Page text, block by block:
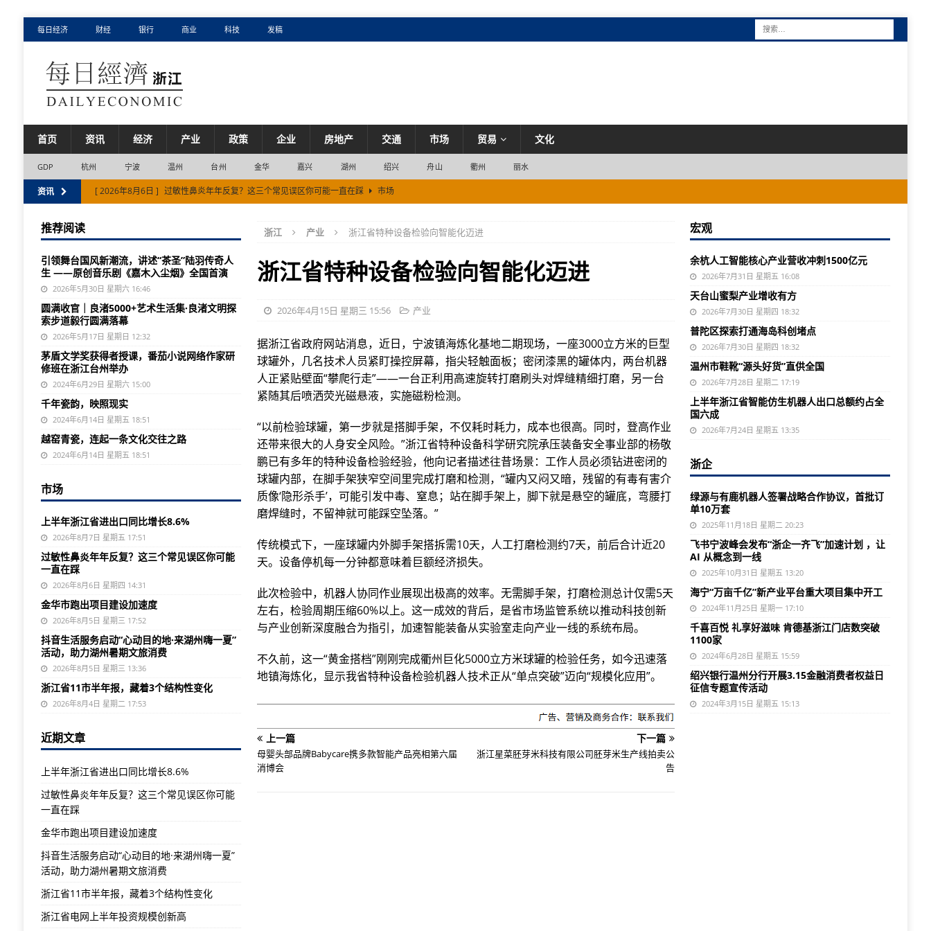
每日经济 财经 银行 商业 科技 发稿
首页 资讯 经济 产业 政策 企业 房地产 交通 市场 贸易 文化
GDP 杭州 宁波 温州 台州 金华 嘉兴 湖州 绍兴 舟山 衢州 丽水
资讯 [ 2026年8月6日 ] 过敏性鼻炎年年反复？这三个常见误区你可能一直在踩
市场
[ 2026年8月5日 ] 抖音生活服务启动“心动目的地·来湖州嗨一夏”活动，助力湖州暑期文旅消费
市场
[ 2026年8月4日 ] 浙江省11市半年报，藏着3个结构性变化
市场
[ 2026年8月7日 ]
上半年浙江省进出口同比增长8.6% 市场
浙江 产业 浙江省特种设备检验向智能化迈进
浙江省特种设备检验向智能化迈进
2026年4月15日 星期三 15:56 产业
据浙江省政府网站消息，近日，宁波镇海炼化基地二期现场，一座3000立方米的巨型
球罐外，几名技术人员紧盯操控屏幕，指尖轻触面板；密闭漆黑的罐体内，两台机器
人正紧贴壁面“攀爬行走”——一台正利用高速旋转打磨刷头对焊缝精细打磨，另一台
紧随其后喷洒荧光磁悬液，实施磁粉检测。
“以前检验球罐，第一步就是搭脚手架，不仅耗时耗力，成本也很高。同时，登高作业
还带来很大的人身安全风险。”浙江省特种设备科学研究院承压装备安全事业部的杨敬
鹏已有多年的特种设备检验经验，他向记者描述往昔场景：工作人员必须钻进密闭的
球罐内部，在脚手架狭窄空间里完成打磨和检测，“罐内又闷又暗，残留的有毒有害介
质像‘隐形杀手’，可能引发中毒、窒息；站在脚手架上，脚下就是悬空的罐底，弯腰打
磨焊缝时，不留神就可能踩空坠落。”
传统模式下，一座球罐内外脚手架搭拆需10天，人工打磨检测约7天，前后合计近20
天。设备停机每一分钟都意味着巨额经济损失。
此次检验中，机器人协同作业展现出极高的效率。无需脚手架，打磨检测总计仅需5天
左右，检验周期压缩60%以上。这一成效的背后，是省市场监管系统以推动科技创新
与产业创新深度融合为指引，加速智能装备从实验室走向产业一线的系统布局。
不久前，这一“黄金搭档”刚刚完成衢州巨化5000立方米球罐的检验任务，如今迅速落
地镇海炼化，显示我省特种设备检验机器人技术正从“单点突破”迈向“规模化应用”。
上一篇
母婴头部品牌Babycare携多款智能产品亮相第六届
消博会
下一篇
浙江星菜胚芽米科技有限公司胚芽米生产线拍卖公
告
推荐阅读
引领舞台国风新潮流，讲述“茶圣”陆羽传奇人
生 ——原创音乐剧《嘉木入尘烟》全国首演
2026年5月30日 星期六 16:46
圆满收官｜良渚5000+艺术生活集·良渚文明探
索步道毅行圆满落幕
2026年5月17日 星期日 12:32
茅盾文学奖获得者授课，番茄小说网络作家研
修班在浙江台州举办
2024年6月29日 星期六 15:00
千年瓷韵，映照现实
2024年6月14日 星期五 18:51
越窑青瓷，连起一条文化交往之路
2024年6月14日 星期五 18:51
市场
上半年浙江省进出口同比增长8.6%
2026年8月7日 星期五 17:51
过敏性鼻炎年年反复？这三个常见误区你可能
一直在踩
2026年8月6日 星期四 14:31
金华市跑出项目建设加速度
2026年8月5日 星期三 17:52
抖音生活服务启动“心动目的地·来湖州嗨一夏”
活动，助力湖州暑期文旅消费
2026年8月5日 星期三 13:36
浙江省11市半年报，藏着3个结构性变化
2026年8月4日 星期二 17:53
近期文章
上半年浙江省进出口同比增长8.6%
过敏性鼻炎年年反复？这三个常见误区你可能
一直在踩
金华市跑出项目建设加速度
抖音生活服务启动“心动目的地·来湖州嗨一夏”
活动，助力湖州暑期文旅消费
浙江省11市半年报，藏着3个结构性变化
浙江省电网上半年投资规模创新高
宏观
余杭人工智能核心产业营收冲刺1500亿元
2026年7月31日 星期五 16:08
天台山蜜梨产业增收有方
2026年7月30日 星期四 18:32
普陀区探索打通海岛科创堵点
2026年7月30日 星期四 18:32
温州市鞋靴“源头好货”直供全国
2026年7月28日 星期二 17:19
上半年浙江省智能仿生机器人出口总额约占全
国六成
2026年7月24日 星期五 13:35
浙企
绿源与有鹿机器人签署战略合作协议，首批订
单10万套
2025年11月18日 星期二 20:23
飞书宁波峰会发布“浙企一齐飞”加速计划 ，让
AI 从概念到一线
2025年10月31日 星期五 13:20
海宁“万亩千亿”新产业平台重大项目集中开工
2024年11月25日 星期一 17:10
千喜百悦 礼享好滋味 肯德基浙江门店数突破
1100家
2024年6月28日 星期五 15:59
绍兴银行温州分行开展3.15金融消费者权益日
征信专题宣传活动
2024年3月15日 星期五 15:13